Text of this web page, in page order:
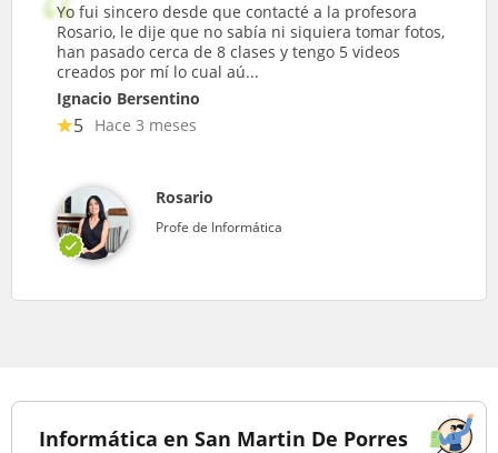
Yo fui sincero desde que contacté a la profesora
Rosario, le dije que no sabía ni siquiera tomar fotos,
han pasado cerca de 8 clases y tengo 5 videos
creados por mí lo cual aú...
Ignacio Bersentino
5 Hace 3 meses
Rosario
Profe de Informática
Informática en San Martin De Porres